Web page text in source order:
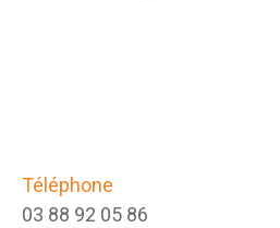
Téléphone
03 88 92 05 86